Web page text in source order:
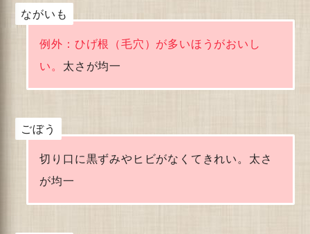
ながいも
例外：ひげ根（毛穴）が多いほうがおいし
い。 太さが均一
ごぼう
切り口に黒ずみやヒビがなくてきれい。太さ
が均一